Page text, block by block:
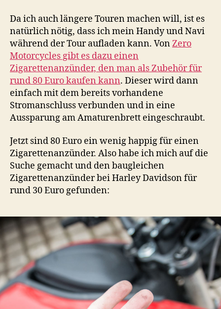
Da ich auch längere Touren machen will, ist es
natürlich nötig, dass ich mein Handy und Navi
während der Tour aufladen kann. VonZero
Motorcycles gibt es dazu einen
Zigarettenanzünder, den man als Zubehör für
rund 80 Euro kaufen kann. Dieser wird dann
einfach mit dem bereits vorhandene
Stromanschluss verbunden und in eine
Aussparung am Amaturenbrett eingeschraubt.
Jetzt sind 80 Euro ein wenig happig für einen
Zigarettenanzünder. Also habe ich mich auf die
Suche gemacht und den baugleichen
Zigarettenanzünder bei Harley Davidson für
rund 30 Euro gefunden: